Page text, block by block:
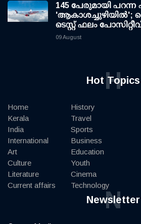
145 പേരുമായി
'ആകാശച്ചുഴിയില്‍';
ടെസ്റ്റ് ഫലം
09 August
Hot Topics
H
Home
Kerala
India
International
Art
Culture
Literature
Current affairs
History
Travel
Sports
Business
Education
Youth
Cinema
Technology
Newsletter
N